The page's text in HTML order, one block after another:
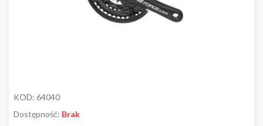
KOD: 64040
Dostępność: Brak